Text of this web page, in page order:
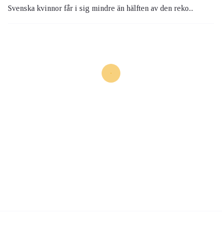
Svenska kvinnor får i sig mindre än hälften av den reko...